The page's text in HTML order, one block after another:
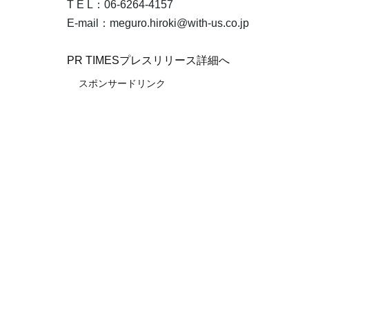
T E L：06-6264-4157
E-mail：meguro.hiroki@with-us.co.jp
PR TIMESプレスリリース詳細へ
スポンサードリンク